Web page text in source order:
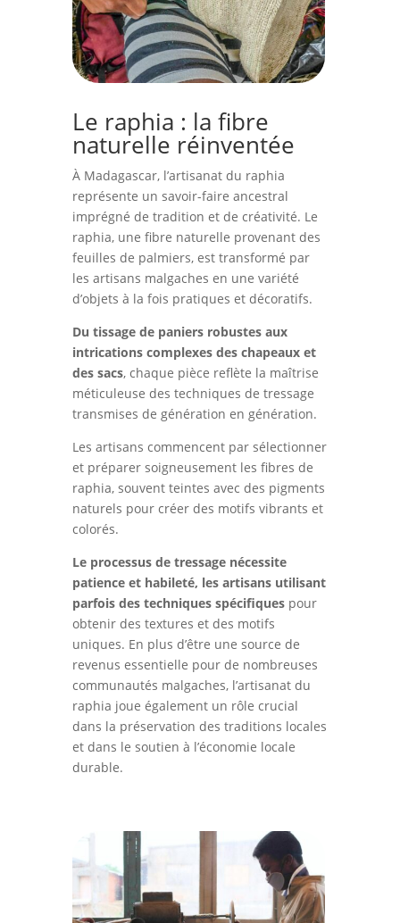
Le raphia : la fibre
naturelle réinventée
À Madagascar, l’artisanat du raphia
représente un savoir-faire ancestral
imprégné de tradition et de créativité. Le
raphia, une fibre naturelle provenant des
feuilles de palmiers, est transformé par
les artisans malgaches en une variété
d’objets à la fois pratiques et décoratifs.
Du tissage de paniers robustes aux
intrications complexes des chapeaux et
des sacs, chaque pièce reflète la maîtrise
méticuleuse des techniques de tressage
transmises de génération en génération.
Les artisans commencent par sélectionner
et préparer soigneusement les fibres de
raphia, souvent teintes avec des pigments
naturels pour créer des motifs vibrants et
colorés.
Le processus de tressage nécessite
patience et habileté, les artisans utilisant
parfois des techniques spécifiquespour
obtenir des textures et des motifs
uniques. En plus d’être une source de
revenus essentielle pour de nombreuses
communautés malgaches, l’artisanat du
raphia joue également un rôle crucial
dans la préservation des traditions locales
et dans le soutien à l’économie locale
durable.